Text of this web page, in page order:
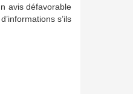
avis défavorable
s’ils